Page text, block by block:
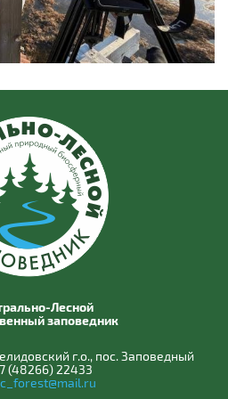
Лесной
заповедник
г.о., пос. Заповедный
(48266) 22433
c_forest@mail.ru